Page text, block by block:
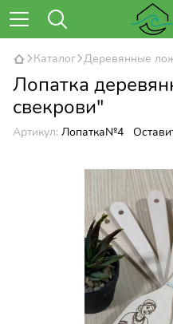
Каталог Деревянные
Лопатка
свекрови"
Артикул: Лопатка№4